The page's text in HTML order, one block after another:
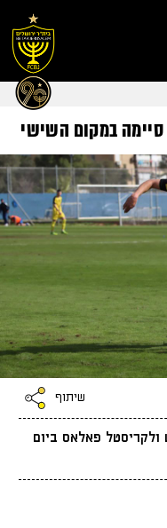
סיימה במקום השישי
שיתוף
פאלאס ביום